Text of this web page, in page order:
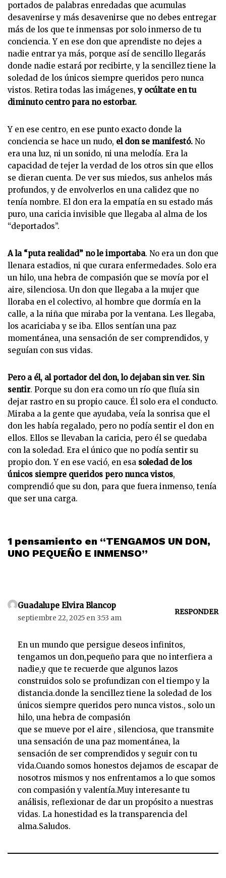
portados de palabras enredadas que acumulas
desavenirse y más desavenirse que no debes entregar
más de los que te inmensas por solo inmerso de tu
conciencia. Y en ese don que aprendiste no dejes a
nadie entrar ya más, porque así de sencillo llegarás
donde nadie estará por recibirte, y la sencillez tiene la
soledad de los únicos siempre queridos pero nunca
vistos. Retira todas las imágenes,y ocúltate en tu
diminuto centro para no estorbar.
Y en ese centro, en ese punto exacto donde la
conciencia se hace un nudo, el don se manifestó. No
era una luz, ni un sonido, ni una melodía. Era la
capacidad de tejer la verdad de los otros sin que ellos
se dieran cuenta. De ver sus miedos, sus anhelos más
profundos, y de envolverlos en una calidez que no
tenía nombre. El don era la empatía en su estado más
puro, una caricia invisible que llegaba al alma de los
“deportados”.
A la “puta realidad” no le importaba. No era un don que
llenara estadios, ni que curara enfermedades. Solo era
un hilo, una hebra de compasión que se movía por el
aire, silenciosa. Un don que llegaba a la mujer que
lloraba en el colectivo, al hombre que dormía en la
calle, a la niña que miraba por la ventana. Les llegaba,
los acariciaba y se iba. Ellos sentían una paz
momentánea, una sensación de ser comprendidos, y
seguían con sus vidas.
Pero a él, al portador del don, lo dejaban sin ver. Sin
sentir. Porque su don era como un río que fluía sin
dejar rastro en su propio cauce. Él solo era el conducto.
Miraba a la gente que ayudaba, veía la sonrisa que el
don les había regalado, pero no podía sentir el don en
ellos. Ellos se llevaban la caricia, pero él se quedaba
con la soledad. Era el único que no podía sentir su
propio don. Y en ese vació, en esa soledad de los
únicos siempre queridos pero nunca vistos,
comprendió que su don, para que fuera inmenso, tenía
que ser una carga.
1 pensamiento en “TENGAMOS UN DON,
UNO PEQUEÑO E INMENSO”
Guadalupe Elvira Blancop
septiembre 22, 2025 en 3:53 am
RESPONDER
En un mundo que persigue deseos infinitos,
tengamos un don,pequeño para que no interfiera a
nadie,y que te recuerde que algunos lazos
construidos solo se profundizan con el tiempo y la
distancia.donde la sencillez tiene la soledad de los
únicos siempre queridos pero nunca vistos., solo un
hilo, una hebra de compasión
que se mueve por el aire , silenciosa, que transmite
una sensación de una paz momentánea, la
sensación de ser comprendidos y seguir con tu
vida.Cuando somos honestos dejamos de escapar de
nosotros mismos y nos enfrentamos a lo que somos
con compasión y valentía.Muy interesante tu
análisis, reflexionar de dar un propósito a nuestras
vidas. La honestidad es la transparencia del
alma.Saludos.